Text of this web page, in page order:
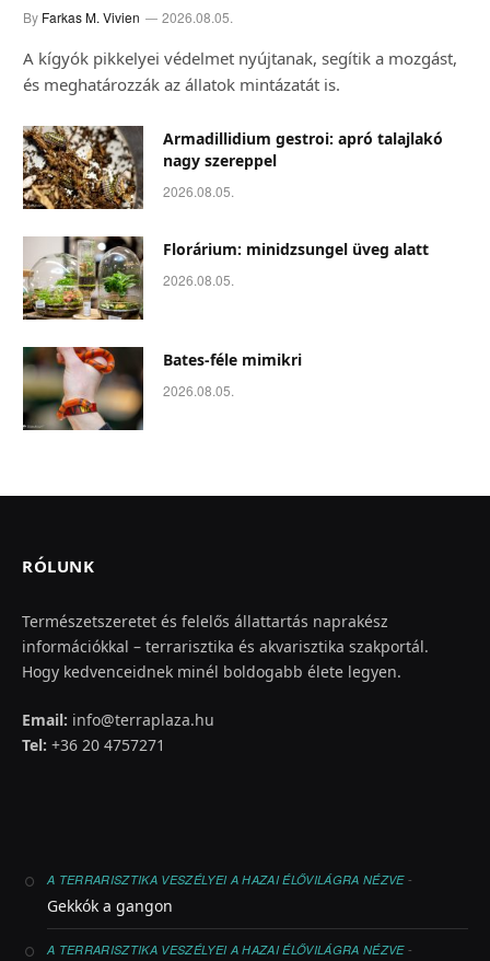
By Farkas M. Vivien 2026.08.05.
A kígyók pikkelyei védelmet nyújtanak, segítik a mozgást,
és meghatározzák az állatok mintázatát is.
Armadillidium gestroi: apró talajlakó
nagy szereppel
2026.08.05.
Florárium: minidzsungel üveg alatt
2026.08.05.
Bates-féle mimikri
2026.08.05.
RÓLUNK
Természetszeretet és felelős állattartás naprakész
információkkal – terrarisztika és akvarisztika szakportál.
Hogy kedvenceidnek minél boldogabb élete legyen.
Email: info@terraplaza.hu
Tel: +36 20 4757271
A TERRARISZTIKA VESZÉLYEI A HAZAI ÉLŐVILÁGRA NÉZVE-
Gekkók a gangon
A TERRARISZTIKA VESZÉLYEI A HAZAI ÉLŐVILÁGRA NÉZVE-